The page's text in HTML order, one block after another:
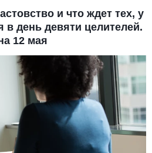
и что ждет тех, у
в день девяти целителей.
12 мая